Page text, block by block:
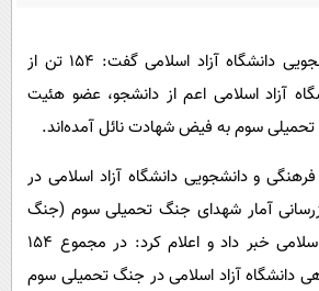
فناوری
گوناگون
حوادث
محیط زیست
سلامت
فرهنگی
آشپزی
دانلود
معاون فرهنگی و دانشجویی دانشگاه آزاد اسلامی گفت: ۱۵۴ تن از
آزاد اسلامی اعم از دانشجو، عضو هئیت
سوم به فیض شهادت نائل آمده‌اند.
و دانشجویی دانشگاه آزاد اسلامی در
آمار شهدای جنگ تحمیلی سوم (جنگ
رمضان) دانشگاه آزاد اسلامی خبر داد و اعلام کرد: در مجموع ۱۵۴
دانشگاه آزاد اسلامی در جنگ تحمیلی سوم